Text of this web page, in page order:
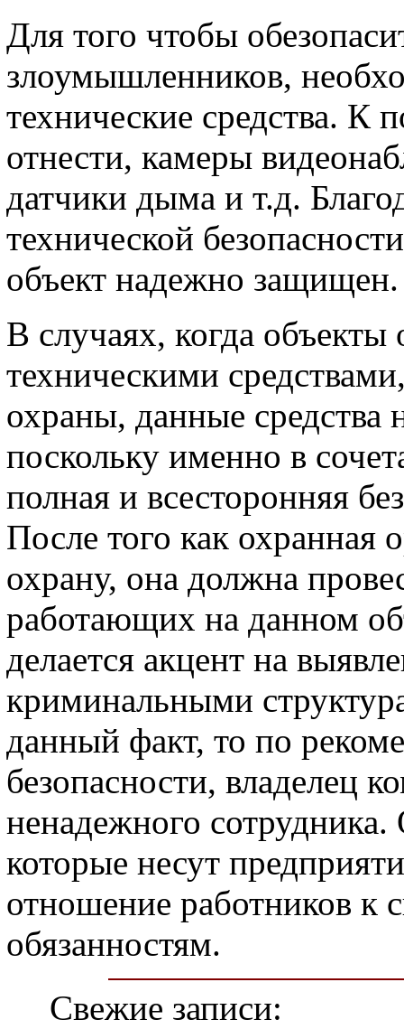
Для того чтобы
злоумышленников,
технические средства. К
отнести, камеры
датчики дыма и т.д.
технической
объект надежно защищен.
В случаях, когда
техническими
охраны, данные средства
поскольку именно в
полная и всесторонняя
После того как охранная
охрану, она должна
работающих на данном
делается акцент на
криминальными
данный факт, то по
безопасности, владелец
ненадежного
которые несут
отношение работников к
обязанностям.
Свежие записи: